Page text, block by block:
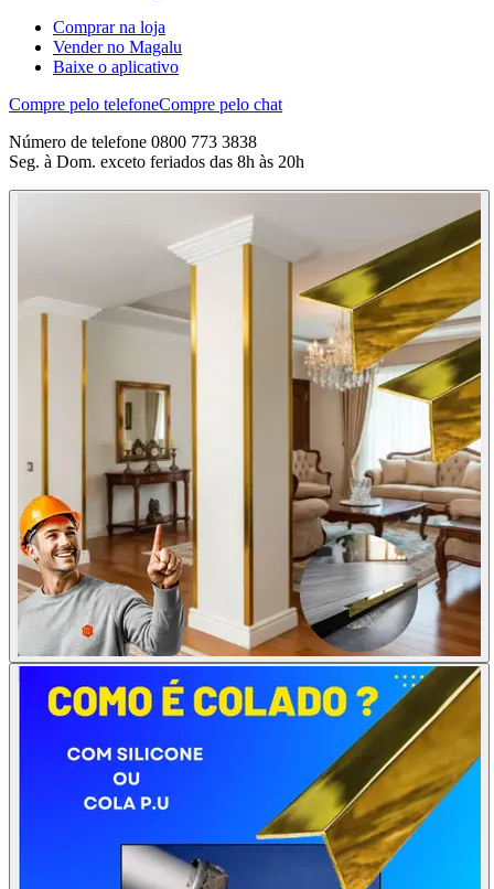
Comprar na loja
Vender no Magalu
Baixe o aplicativo
Compre pelo telefoneCompre pelo chat
Número de telefone 0800 773 3838
Seg. à Dom. exceto feriados das 8h às 20h